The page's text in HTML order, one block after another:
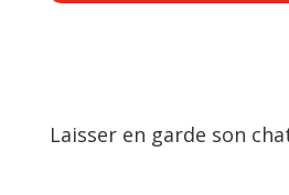
Laisser en garde son